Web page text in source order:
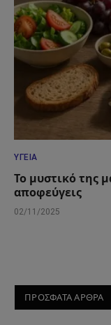
ΥΓΕΊΑ
Το μυστικό της
αποφεύγεις
02/11/2025
ΠΡΟΣΦΑΤΑ ΑΡΘΡΑ